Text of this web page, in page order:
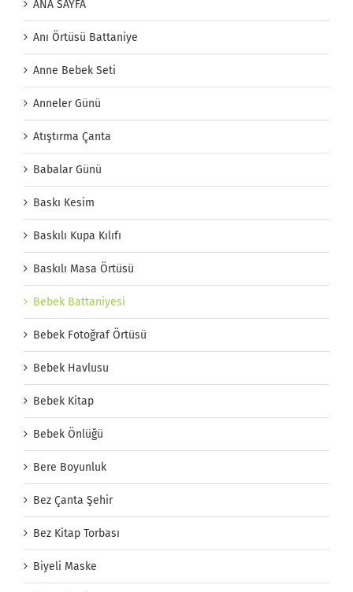
ANA SAYFA
Anı Örtüsü Battaniye
Anne Bebek Seti
Anneler Günü
Atıştırma Çanta
Babalar Günü
Baskı Kesim
Baskılı Kupa Kılıfı
Baskılı Masa Örtüsü
Bebek Battaniyesi
Bebek Fotoğraf Örtüsü
Bebek Havlusu
Bebek Kitap
Bebek Önlüğü
Bere Boyunluk
Bez Çanta Şehir
Bez Kitap Torbası
Biyeli Maske